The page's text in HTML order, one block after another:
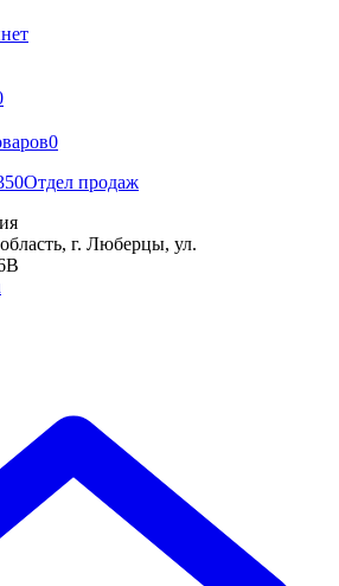
0
Отдел продаж
г. Люберцы, ул.